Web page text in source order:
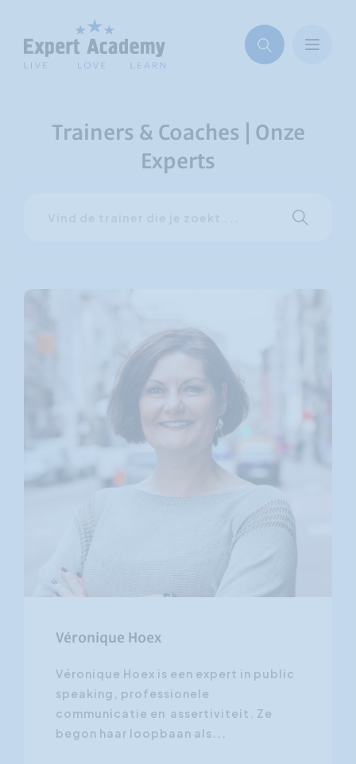
Trainers & Coaches | Onze
Experts
...
Start met
Véronique Hoex
Véronique Hoex is een expert in public
speaking, professionele
communicatie en assertiviteit. Ze
begon haar loopbaan als...